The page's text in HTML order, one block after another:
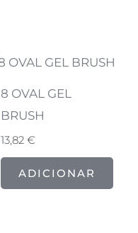
8 OVAL GEL
BRUSH
13,82€
ADICIONAR